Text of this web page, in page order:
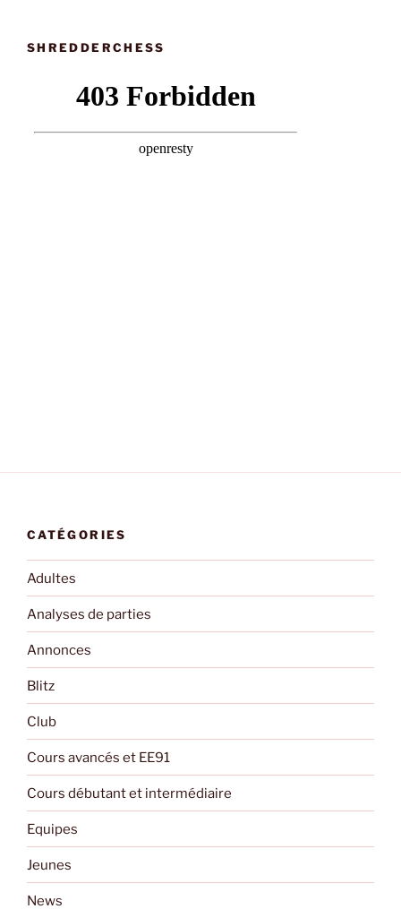
SHREDDERCHESS
CATÉGORIES
Adultes
Analyses de parties
Annonces
Blitz
Club
Cours avancés et EE91
Cours débutant et intermédiaire
Equipes
Jeunes
News